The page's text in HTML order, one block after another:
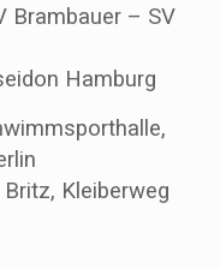
Brambauer – SV
Hamburg
Kleiberweg